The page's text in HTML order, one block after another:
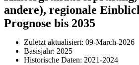
andere), regionale
Prognose bis 2035
Zuletzt aktualisiert: 09-March-2026
Basisjahr: 2025
Historische Daten: 2021-2024